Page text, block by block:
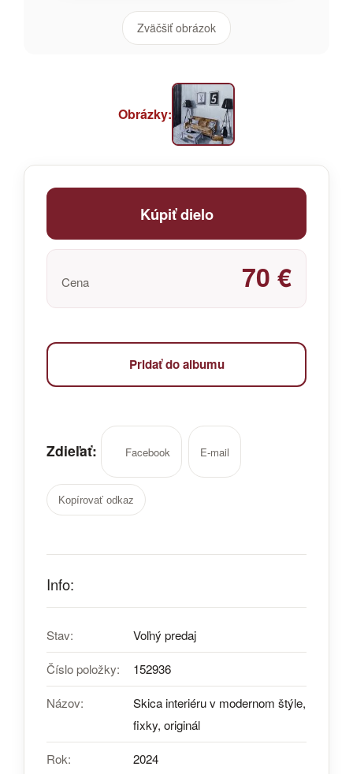
Zväčšiť obrázok
Obrázky:
Kúpiť dielo
Cena 70 €
Pridať do albumu
Zdieľať: Facebook E-mail
Kopírovať odkaz
Info:
Stav: Voľný predaj
Číslo položky: 152936
Názov:
Skica interiéru v modernom štýle,
fixky, originál
Rok: 2024